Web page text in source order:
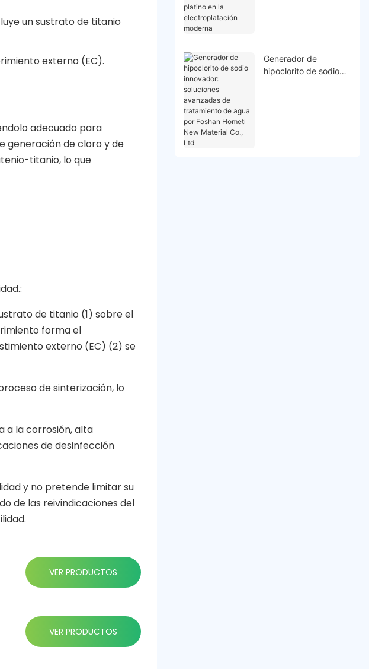
un sustrato de titanio
externo (EC).
adecuado para
generación de cloro y de
titanio, lo que
de titanio (1) sobre el
forma el
externo (EC) (2) se
de sinterización, lo
a la corrosión, alta
de desinfección
y no pretende limitar su
de las reivindicaciones del
VER PRODUCTOS
VER PRODUCTOS
Generador de
hipoclorito de sodio